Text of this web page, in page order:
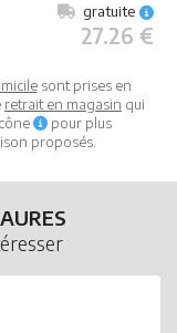
27.26 €
gratuite
sont prises en
retrait en magasin qui
pour plus
proposés.